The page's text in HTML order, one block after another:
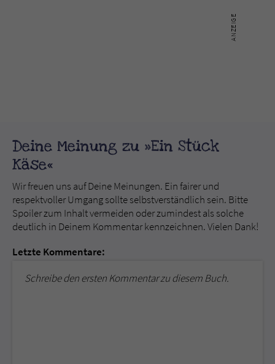
Deine Meinung zu »Ein Stück
Käse«
Wir freuen uns auf Deine Meinungen. Ein fairer und
respektvoller Umgang sollte selbstverständlich sein. Bitte
Spoiler zum Inhalt vermeiden oder zumindest als solche
deutlich in Deinem Kommentar kennzeichnen. Vielen Dank!
Letzte Kommentare:
Schreibe den ersten Kommentar zu diesem Buch.